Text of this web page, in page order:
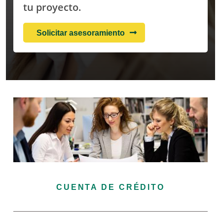
tu proyecto.
Solicitar asesoramiento
CUENTA DE CRÉDITO